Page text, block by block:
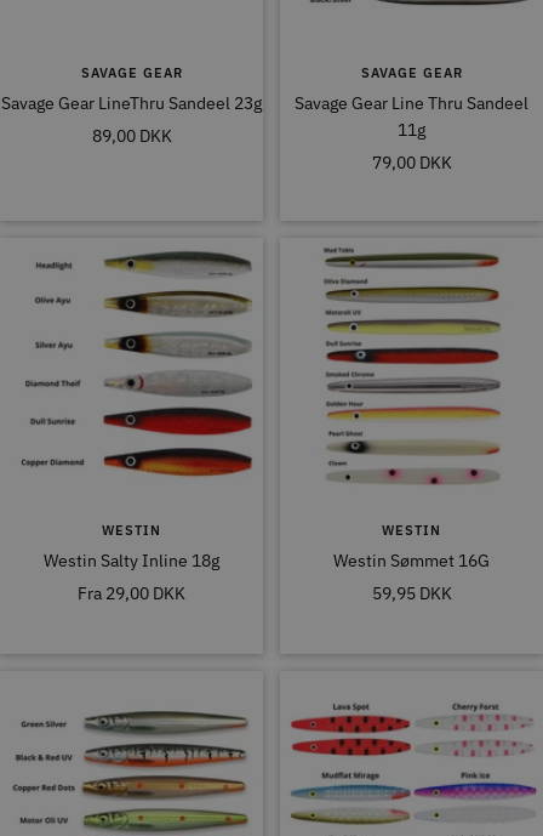
SAVAGE GEAR
Savage Gear LineThru Sandeel 23g
Tilbudspris
89,00 DKK
SAVAGE GEAR
Savage Gear Line Thru Sandeel
11g
Tilbudspris
79,00 DKK
WESTIN
Westin Salty Inline 18g
Tilbudspris
Fra 29,00 DKK
WESTIN
Westin Sømmet 16G
Tilbudspris
59,95 DKK